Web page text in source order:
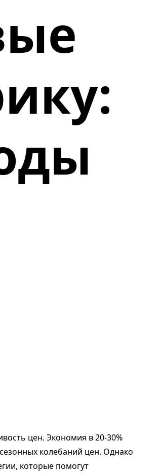
цен. Экономия в 20-30%
колебаний цен. Однако
которые помогут